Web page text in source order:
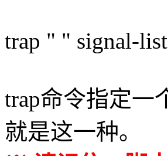
trap " " signal-list
trap命令指定一
就是这一种。